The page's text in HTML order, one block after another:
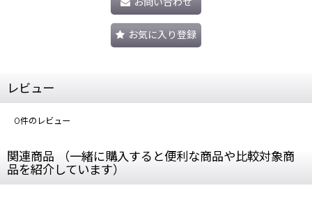
お気に入り登録
レビュー
0件のレビュー
関連商品 （一緒に購入すると便利な商品や比較対象商
品を紹介しています）